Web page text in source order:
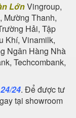
LớnVingroup,
Mường Thanh,
Hải, Tập
Khí, Vinamilk,
Ngân Hàng Nhà
Techcombank,
24. Để được tư
tại showroom